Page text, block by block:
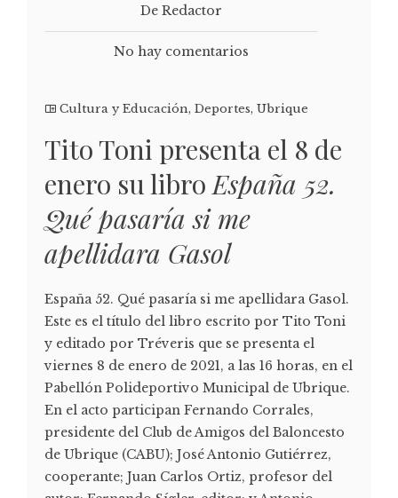
De Redactor
No hay comentarios
Cultura y Educación, Deportes, Ubrique
Tito Toni presenta el 8 de
enero su libroEspaña 52.
Qué pasaría si me
apellidara Gasol
España 52. Qué pasaría si me apellidara Gasol.
Este es el título del libro escrito por Tito Toni
y editado por Tréveris que se presenta el
viernes 8 de enero de 2021, a las 16 horas, en el
Pabellón Polideportivo Municipal de Ubrique.
En el acto participan Fernando Corrales,
presidente del Club de Amigos del Baloncesto
de Ubrique (CABU); José Antonio Gutiérrez,
cooperante; Juan Carlos Ortiz, profesor del